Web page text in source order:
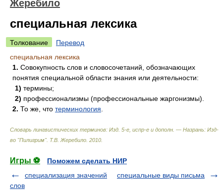
Жеребило
специальная лексика
Толкование
Перевод
специальная лексика
1. Совокупность слов и словосочетаний, обозначающих
понятия специальной области знания или деятельности:
1) термины;
2) профессионализмы (профессиональные жаргонизмы).
2. То же, что терминология
Словарь лингвистических терминов: Изд. 5-е, испр-е и дополн. — Назрань: Изд-
во "Пилигрим". Т.В. Жеребило 2010
Игры ⚽
Поможем сделать НИР
специализация значений
слов
специальные виды письма